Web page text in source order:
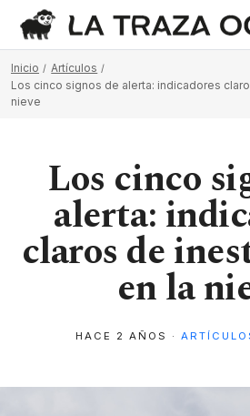
Inicio
Artículos
Los cinco signos de alerta: indicadores
nieve
Los cinco
alerta:
claros de
en la
HACE 2 AÑOS ·